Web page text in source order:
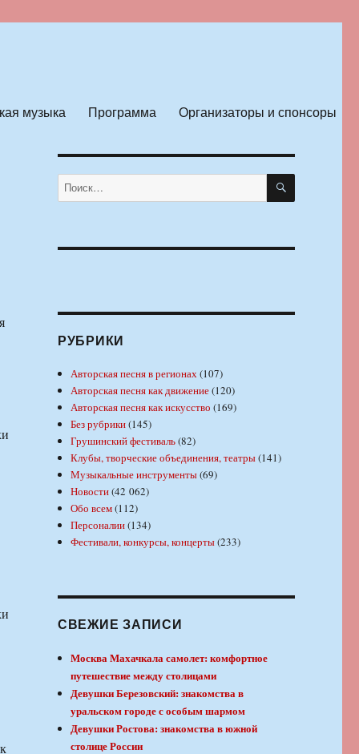
музыка Программа Организаторы и спонсоры
Искать: ПОИСК
РУБРИКИ
Авторская песня в регионах(107)
Авторская песня как движение(120)
Авторская песня как искусство (169)
Без рубрики(145)
Грушинский фестиваль(82)
Клубы, творческие объединения, театры(141)
Музыкальные инструменты(69)
Новости(42 062)
Обо всем(112)
Персоналии(134)
Фестивали, конкурсы, концерты(233)
СВЕЖИЕ ЗАПИСИ
Москва Махачкала самолет: комфортное
путешествие между столицами
Девушки Березовский: знакомства в
уральском городе с особым шармом
Девушки Ростова: знакомства в южной
столице России